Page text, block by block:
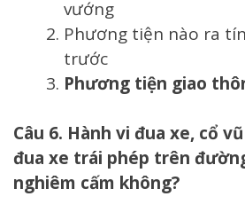
vướng
Phương tiện nào ra
trước
Phương tiện giao
Câu 6. Hành vi đua xe, cổ
đua xe trái phép trên
nghiêm cấm không?